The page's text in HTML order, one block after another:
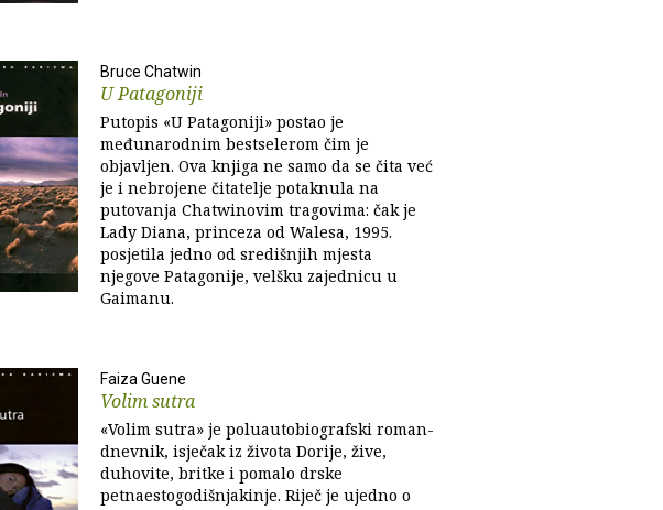
Bruce Chatwin
U Patagoniji
Putopis «U Patagoniji» postao je
međunarodnim bestselerom čim je
objavljen. Ova knjiga ne samo da se čita već
je i nebrojene čitatelje potaknula na
putovanja Chatwinovim tragovima: čak je
Lady Diana, princeza od Walesa, 1995.
posjetila jedno od središnjih mjesta
njegove Patagonije, velšku zajednicu u
Gaimanu.
Faiza Guene
Volim sutra
«Volim sutra» je poluautobiografski roman-
dnevnik, isječak iz života Dorije, žive,
duhovite, britke i pomalo drske
petnaestogodišnjakinje. Riječ je ujedno o